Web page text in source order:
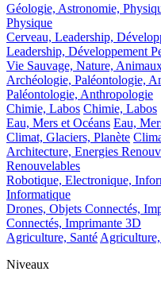
Géologie, Astronomie,
Physique
Cerveau, Leadership,
Leadership, Développement
Vie Sauvage, Nature,
Archéologie, Paléontologie,
Paléontologie, Anthropologie
Chimie, Labos Chimie, Labos
Eau, Mers et Océans Eau,
Climat, Glaciers, Planète
Architecture, Energies
Renouvelables
Robotique, Electronique,
Informatique
Drones, Objets Connectés,
Connectés, Imprimante 3D
Agriculture, Santé Agriculture,
Niveaux